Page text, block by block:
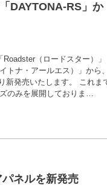
DAYTONA-RS」か
（ロードスター）」
トナ・アールエス）」から、
新発売いたします。 これま
のみを展開しておりま…
ネルを新発売